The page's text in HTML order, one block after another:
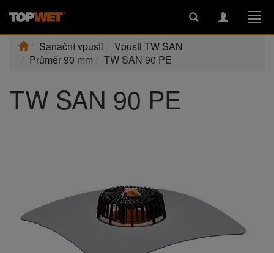
Toggle
Toggle
Sanační vpusti
Vpusti TW SAN
Průměr 90 mm
TW SAN 90 PE
TW SAN 90 PE